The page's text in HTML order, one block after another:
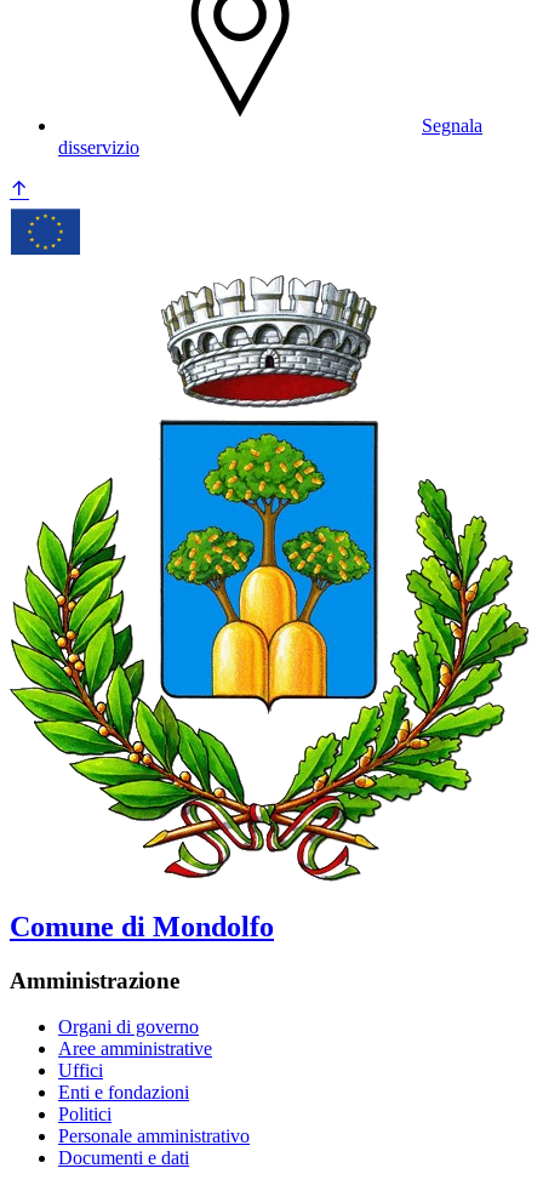
Segnala
disservizio
Comune di Mondolfo
Amministrazione
Organi di governo
Aree amministrative
Uffici
Enti e fondazioni
Politici
Personale amministrativo
Documenti e dati